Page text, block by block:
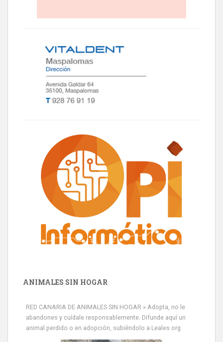
ANIMALES SIN HOGAR
RED CANARIA DE ANIMALES SIN HOGAR » Adopta, no le
abandones y cuídale responsablemente. Difunde aquí un
animal perdido o en adopción, subiéndolo a Leales.org